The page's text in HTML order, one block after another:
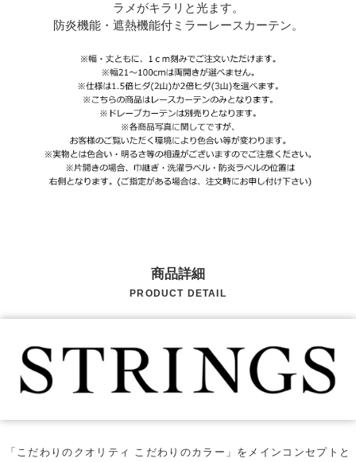
ラメがキラリと光ます。
防炎機能・遮熱機能付ミラーレースカーテン。
商品詳細
PRODUCT DETAIL
「こだわりのクオリティ こだわりのカラー」をメインコンセプトと